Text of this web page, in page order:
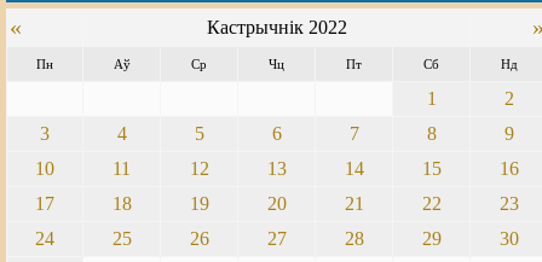
« Кастрычнік 2022
Пн Аў Ср Чц Пт Сб Нд
1
2
3
4 5 6 7 8
9
10
11 12 13 14 15
16
17
18 19 20 21 22
23
24
25 26 27 28 29
30